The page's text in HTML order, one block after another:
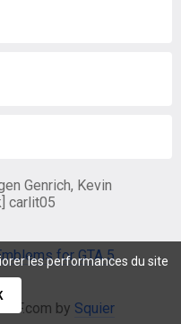
les performances du site
Genrich, Kevin
carlit05
for GTA 5
by Squier